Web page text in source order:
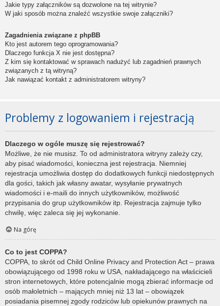
Jakie typy załączników są dozwolone na tej witrynie?
W jaki sposób można znaleźć wszystkie swoje załączniki?
Zagadnienia związane z phpBB
Kto jest autorem tego oprogramowania?
Dlaczego funkcja X nie jest dostępna?
Z kim się kontaktować w sprawach nadużyć lub zagadnień prawnych
związanych z tą witryną?
Jak nawiązać kontakt z administratorem witryny?
Problemy z logowaniem i rejestracją
Dlaczego w ogóle muszę się rejestrować?
Możliwe, że nie musisz. To od administratora witryny zależy czy,
aby pisać wiadomości, konieczna jest rejestracja. Niemniej
rejestracja umożliwia dostęp do dodatkowych funkcji niedostępnych
dla gości, takich jak własny awatar, wysyłanie prywatnych
wiadomości i e-maili do innych użytkowników, możliwość
przypisania do grup użytkowników itp. Rejestracja zajmuje tylko
chwilę, więc zaleca się jej wykonanie.
Na górę
Co to jest COPPA?
COPPA, to skrót od Child Online Privacy and Protection Act – prawa
obowiązującego od 1998 roku w USA, nakładającego na właścicieli
stron internetowych, które potencjalnie mogą zbierać informacje od
osób małoletnich – mających mniej niż 13 lat – obowiązek
posiadania pisemnej zgody rodziców lub opiekunów prawnych na